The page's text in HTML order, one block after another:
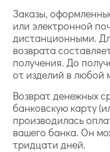
Заказы,
или электронной
дистанционными.
возврата
получения. До
от изделий в любой
Возврат денежных
банковскую карту
производилась
вашего банка. Он
тридцати дней.